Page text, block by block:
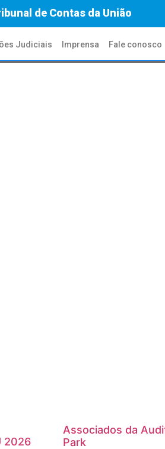
de Contas da União
Judiciais Imprensa Fale conosco
2026
Associados da
Park